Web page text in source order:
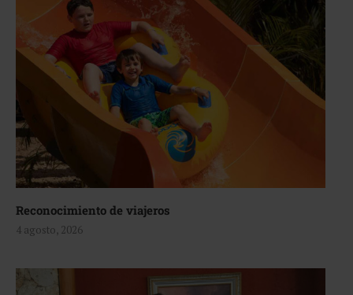
Reconocimiento de viajeros
4 agosto, 2026